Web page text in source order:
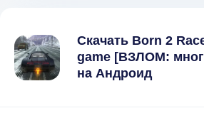
Скачать Born 2
game [ВЗЛОМ:
на Андроид